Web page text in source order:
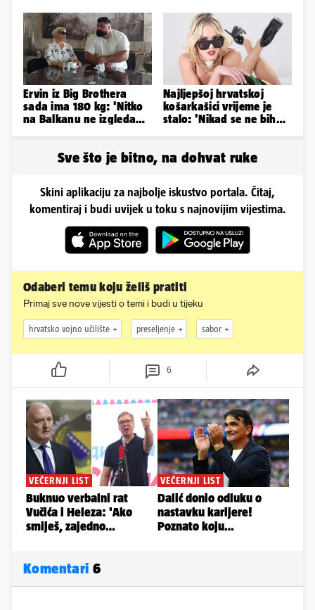
Ervin iz Big Brothera
sada ima 180 kg: 'Nitko
na Balkanu ne izgleda
Najljepšoj hrvatskoj
košarkašici vrijeme je
stalo: 'Nikad se ne bih
Sve što je bitno, na dohvat ruke
Skini aplikaciju za najbolje iskustvo portala. Čitaj,
komentiraj i budi uvijek u toku s najnovijim vijestima.
Odaberi temu koju želiš pratiti
Primaj sve nove vijesti o temi i budi u tijeku
hrvatsko vojno učilište preseljenje sabor
6
Komentari 6